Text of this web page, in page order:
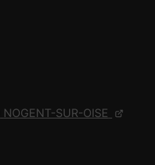
NOGENT-SUR-OISE